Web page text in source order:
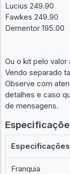
Lucius 249.90
Fawkes 249.90
Dementor 195.00
Ou o kit pelo valor
Vendo separado
Observe com
detalhes e caso
de mensagens.
Franquia